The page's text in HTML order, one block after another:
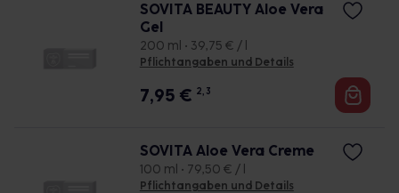
SOVITA BEAUTY Aloe Vera
Gel
200 ml • 39,75 € / l
Pflichtangaben und Details
7,95 € 2, 3
SOVITA Aloe Vera Creme
100 ml • 79,50 € / l
Pflichtangaben und Details